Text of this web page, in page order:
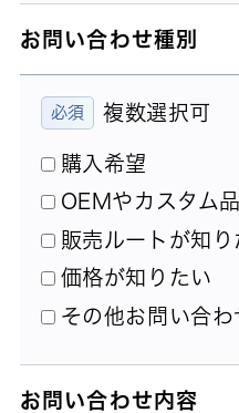
お問い合わせ種別
複数選択可
購入希望
OEMやカスタム
販売ルートが知り
価格が知りたい
その他お問い合わ
お問い合わせ内容